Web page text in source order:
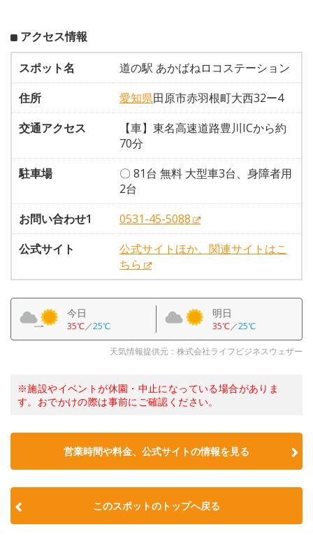
アクセス情報
スポット名
道の駅 あかばねロコステーション
住所
愛知県田原市赤羽根町大西32ー4
交通アクセス
【車】東名高速道路豊川ICから約
70分
駐車場
〇 81台 無料 大型車3台、身障者用
2台
お問い合わせ1
0531-45-5088
公式サイト
公式サイトほか、関連サイトはこ
ちら
今日
35℃／25℃
明日
35℃／25℃
天気情報提供元：株式会社ライフビジネスウェザー
※施設やイベントが休園・中止になっている場合がありま
す。おでかけの際は事前にご確認ください。
営業時間や料金、公式サイトの情報を見る
このスポットのトップへ戻る